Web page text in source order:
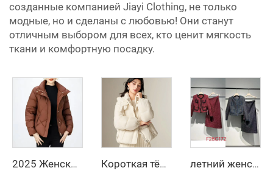
созданные компанией Jiayi Clothing, не только
модные, но и сделаны с любовью! Они станут
отличным выбором для всех, кто ценит мягкость
ткани и комфортную посадку.
2025 Женская укороченная узкая пуховая куртка с объемными рукавами, теплая белая куртка с пуховым утеплителем, новая модная зимняя модель Короткая тёплая одежда для женщин, длинная пуховая куртка, белый пух, корейская женская куртка, усиленная женская зимняя куртка, куртки, холод летний женский короткий костюм 2025 года в французском стиле, двухкомпонентный, с юбкой до колена и пальто